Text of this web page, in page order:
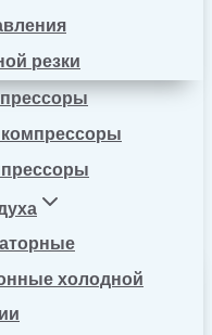
резки
холодной